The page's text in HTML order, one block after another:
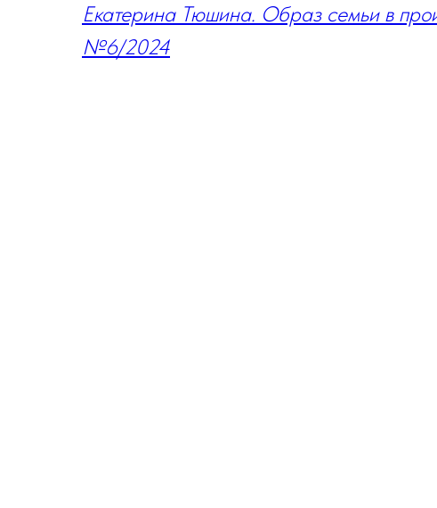
Екатерина Тюшина. Образ семьи в
№6/2024